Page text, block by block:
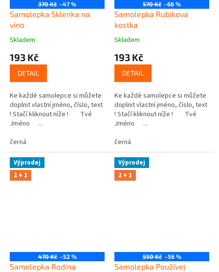
370 Kč –47 %
Samolepka Sklenka na
víno
Skladem
193 Kč
DETAIL
Ke každé samolepce si můžete
doplnit vlastní jméno, číslo, text
! Stačí kliknout níže ! Tvé
Jméno ...
černá
570 Kč –66 %
Samolepka Rubikova
kostka
Skladem
193 Kč
DETAIL
Ke každé samolepce si můžete
doplnit vlastní jméno, číslo, text
! Stačí kliknout níže ! Tvé
Jméno ...
černá
Výprodej
2 + 1
470 Kč –52 %
Samolepka Rodina
Výprodej
2 + 1
550 Kč –56 %
Samolepka Používej